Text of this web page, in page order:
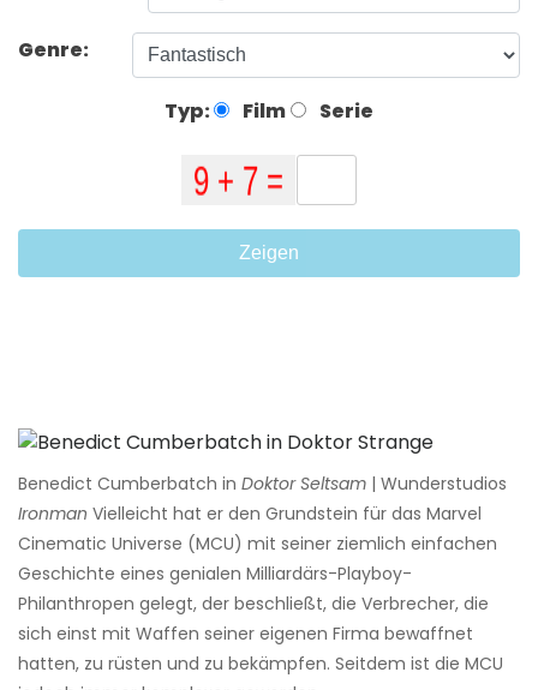
Genre:
Typ: Film Serie
Zeigen
Benedict Cumberbatch in Doktor Seltsam | Wunderstudios
Ironman Vielleicht hat er den Grundstein für das Marvel
Cinematic Universe (MCU) mit seiner ziemlich einfachen
Geschichte eines genialen Milliardärs-Playboy-
Philanthropen gelegt, der beschließt, die Verbrecher, die
sich einst mit Waffen seiner eigenen Firma bewaffnet
hatten, zu rüsten und zu bekämpfen. Seitdem ist die MCU